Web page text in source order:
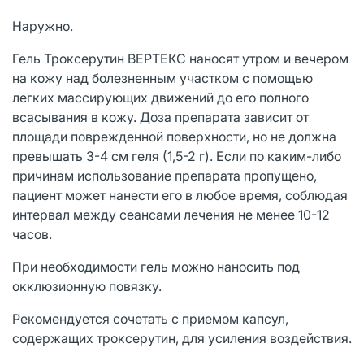
Наружно.
Гель Троксерутин ВЕРТЕКС наносят утром и вечером
на кожу над болезненным участком с помощью
легких массирующих движений до его полного
всасывания в кожу. Доза препарата зависит от
площади поврежденной поверхности, но не должна
превышать 3-4 см геля (1,5-2 г). Если по каким-либо
причинам использование препарата пропущено,
пациент может нанести его в любое время, соблюдая
интервал между сеансами лечения не менее 10-12
часов.
При необходимости гель можно наносить под
окклюзионную повязку.
Рекомендуется сочетать с приемом капсул,
содержащих троксерутин, для усиления воздействия.